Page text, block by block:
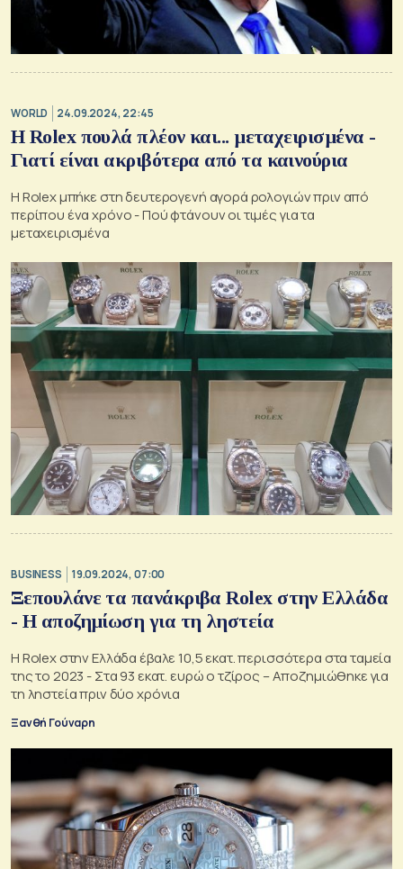
WORLD 24.09.2024, 22:45
Η Rolex πουλά πλέον και... μεταχειρισμένα -
Γιατί είναι ακριβότερα από τα καινούρια
H Rolex μπήκε στη δευτερογενή αγορά ρολογιών πριν από
περίπου ένα χρόνο - Πού φτάνουν οι τιμές για τα
μεταχειρισμένα
BUSINESS 19.09.2024, 07:00
Ξεπουλάνε τα πανάκριβα Rolex στην Ελλάδα
- H αποζημίωση για τη ληστεία
H Rolex στην Ελλάδα έβαλε 10,5 εκατ. περισσότερα στα ταμεία
της το 2023 - Στα 93 εκατ. ευρώ ο τζίρος – Αποζημιώθηκε για
τη ληστεία πριν δύο χρόνια
Ξανθή Γούναρη